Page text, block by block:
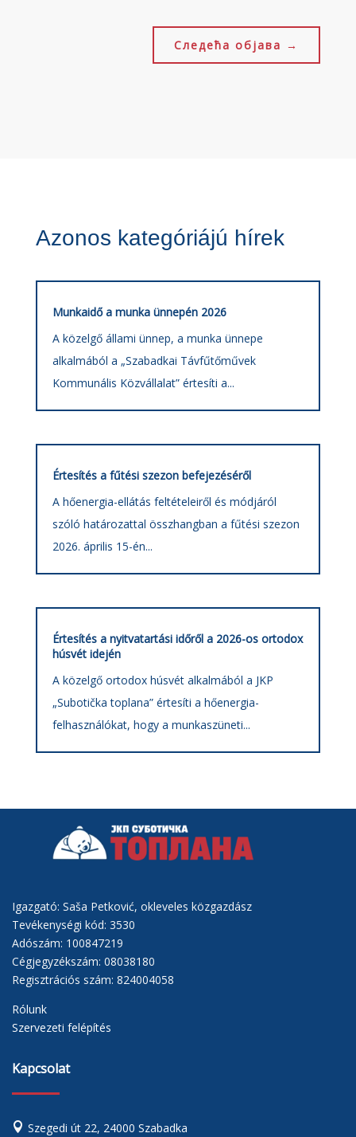
Следећа објава →
Azonos kategóriájú hírek
Munkaidő a munka ünnepén 2026
A közelgő állami ünnep, a munka ünnepe
alkalmából a „Szabadkai Távfűtőművek
Kommunális Közvállalat” értesíti a...
Értesítés a fűtési szezon befejezéséről
A hőenergia-ellátás feltételeiről és módjáról
szóló határozattal összhangban a fűtési szezon
2026. április 15-én...
Értesítés a nyitvatartási időről a 2026-os ortodox
húsvét idején
A közelgő ortodox húsvét alkalmából a JKP
„Subotička toplana” értesíti a hőenergia-
felhasználókat, hogy a munkaszüneti...
Igazgató: Saša Petković, okleveles közgazdász
Tevékenységi kód: 3530
Adószám: 100847219
Cégjegyzékszám: 08038180
Regisztrációs szám: 824004058
Rólunk
Szervezeti felépítés
Kapcsolat
 Szegedi út 22, 24000 Szabadka